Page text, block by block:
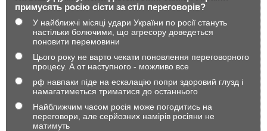
примусять росію сісти за стіл переговорів?
У найближчі місяці удари України по росії стануть
настільки болючими, що агресору доведеться
поновити перемовини
Цього року не варто чекати поновлення переговорного
процесу. А от наступного - можливо все
рф навпаки піде на ескалацію попри здоровий глузд і
намагатиметься триматися до останнього
Найближчим часом росія може погодитись на
переговори, але серйозних намірів росіяни не
матимуть